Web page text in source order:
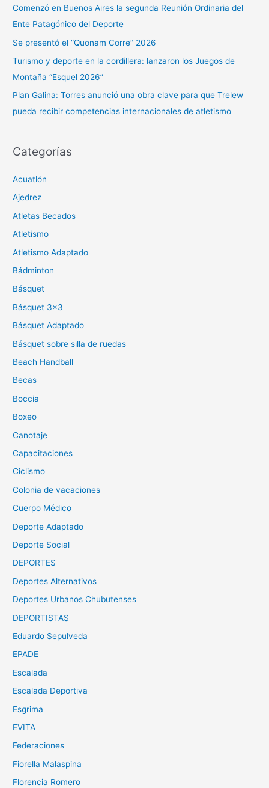
:
Comenzó en Buenos Aires la segunda Reunión Ordinaria del
Ente Patagónico del Deporte
Se presentó el “Quonam Corre” 2026
Turismo y deporte en la cordillera: lanzaron los Juegos de
Montaña “Esquel 2026”
Plan Galina: Torres anunció una obra clave para que Trelew
pueda recibir competencias internacionales de atletismo
Categorías
Acuatlón
Ajedrez
Atletas Becados
Atletismo
Atletismo Adaptado
Bádminton
Básquet
Básquet 3×3
Básquet Adaptado
Básquet sobre silla de ruedas
Beach Handball
Becas
Boccia
Boxeo
Canotaje
Capacitaciones
Ciclismo
Colonia de vacaciones
Cuerpo Médico
Deporte Adaptado
Deporte Social
DEPORTES
Deportes Alternativos
Deportes Urbanos Chubutenses
DEPORTISTAS
Eduardo Sepulveda
EPADE
Escalada
Escalada Deportiva
Esgrima
EVITA
Federaciones
Fiorella Malaspina
Florencia Romero